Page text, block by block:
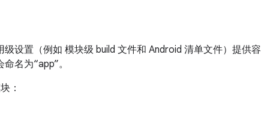
设置（例如 模块级 build 文件和 Android 清单文件）提供容
名为“app”。
：